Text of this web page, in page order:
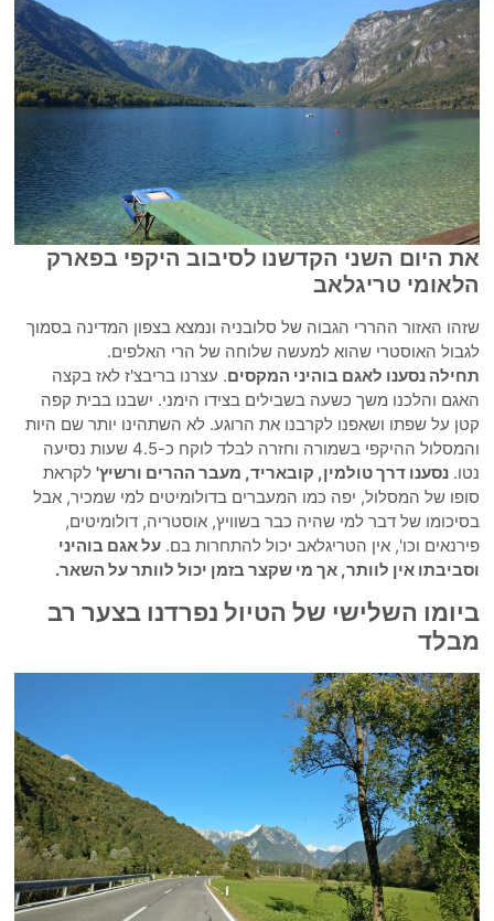
את היום השני הקדשנו לסיבוב היקפי בפארק
הלאומי טריגלאב
שזהו האזור ההררי הגבוה של סלובניה ונמצא בצפון המדינה בסמוך
לגבול האוסטרי שהוא למעשה שלוחה של הרי האלפים.
תחילה נסענו לאגם בוהיני המקסים. עצרנו בריבצ'ז לאז בקצה
האגם והלכנו משך כשעה בשבילים בצידו הימני. ישבנו בבית קפה
קטן על שפתו ושאפנו לקרבנו את הרוגע. לא השתהינו יותר שם היות
והמסלול ההיקפי בשמורה וחזרה לבלד לוקח כ-4.5 שעות נסיעה
נטו.נסענו דרך טולמין, קובאריד, מעבר ההרים ורשיץ' לקראת
סופו של המסלול, יפה כמו המעברים בדולומיטים למי שמכיר, אבל
בסיכומו של דבר למי שהיה כבר בשוויץ, אוסטריה, דולומיטים,
פירנאים וכו', אין הטריגלאב יכול להתחרות בם.על אגם בוהיני
וסביבתו אין לוותר, אך מי שקצר בזמן יכול לוותר על השאר.
ביומו השלישי של הטיול נפרדנו בצער רב
מבלד